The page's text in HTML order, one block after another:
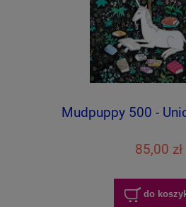
Mudpuppy 500 -
85,00 zł
do